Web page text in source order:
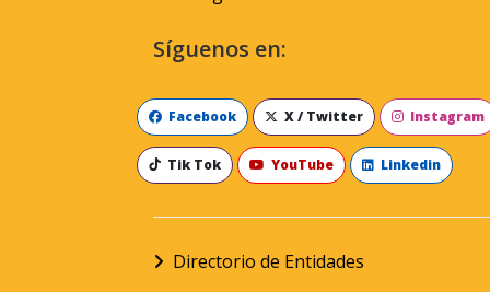
Síguenos en:
Facebook X / Twitter Instagram
Tik Tok YouTube Linkedin
Directorio de Entidades